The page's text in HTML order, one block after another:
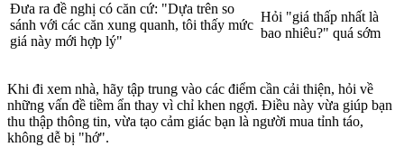
Đưa ra đề nghị có căn cứ: "Dựa trên so
sánh với các căn xung quanh, tôi thấy mức
giá này mới hợp lý"
Hỏi "giá thấp nhất là
bao nhiêu?" quá sớm
Khi đi xem nhà, hãy tập trung vào các điểm cần cải thiện, hỏi về
những vấn đề tiềm ẩn thay vì chỉ khen ngợi. Điều này vừa giúp bạn
thu thập thông tin, vừa tạo cảm giác bạn là người mua tỉnh táo,
không dễ bị "hớ".